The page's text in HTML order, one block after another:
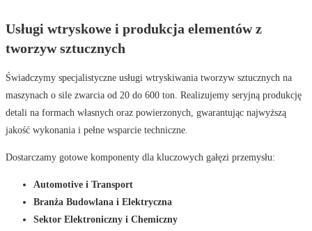
Usługi wtryskowe i produkcja elementów z
tworzyw sztucznych
Świadczymy specjalistyczne usługi wtryskiwania tworzyw sztucznych na
maszynach o sile zwarcia od 20 do 600 ton. Realizujemy seryjną produkcję
detali na formach własnych oraz powierzonych, gwarantując najwyższą
jakość wykonania i pełne wsparcie techniczne.
Dostarczamy gotowe komponenty dla kluczowych gałęzi przemysłu:
Automotive i Transport
Branża Budowlana i Elektryczna
Sektor Elektroniczny i Chemiczny